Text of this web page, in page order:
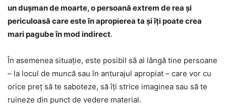
un dușman de moarte, o persoană extrem de rea și
periculoasă care este în apropierea ta și îți poate crea
mari pagube în mod indirect.
În asemenea situație, este posibil să ai lângă tine persoane
– la locul de muncă sau în anturajul apropiat – care vor cu
orice preț să te saboteze, să îți strice imaginea sau să te
ruineze din punct de vedere material.